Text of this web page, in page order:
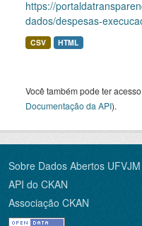
https://
dados/despesas-
CSV HTML
Você também pode ter
Documentação da API).
Sobre Dados Abertos UFVJM
API do CKAN
Associação CKAN